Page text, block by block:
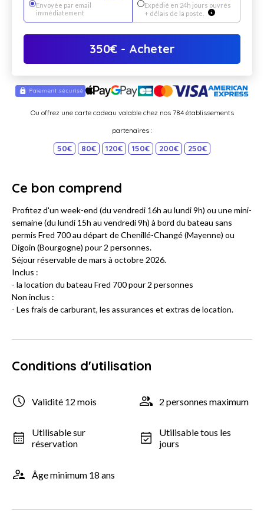
Envoyée par email
immédiatement
Expédié en 24h jours ouvrés
+ délais de la poste.
350€- Acheter
Ou offrez une carte cadeau valable chez nos 784 établissements
partenaires :
50€ 80€ 120€ 150€ 200€ 250€
Ce bon comprend
Profitez d'un week-end (du vendredi 16h au lundi 9h) ou une mini-
semaine (du lundi 15h au vendredi 9h) à bord du bateau sans
permis Fred 700 au départ de Chenillé-Changé (Mayenne) ou
Digoin (Bourgogne) pour 2 personnes.
Séjour réservable de mars à octobre 2026.
Inclus :
- la location du bateau Fred 700 pour 2 personnes
Non inclus :
- Les frais de carburant, les assurances et extras de location.
Conditions d'utilisation
Validité 12 mois 2 personnes maximum
Utilisable sur
réservation
Utilisable tous les
jours
Âge minimum 18 ans